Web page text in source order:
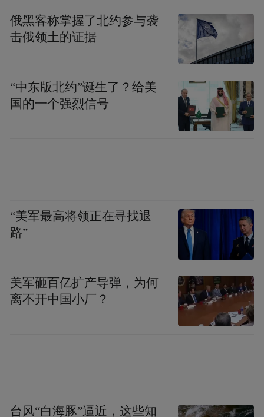
by the user of Dafeng Hao, which is a social media
platform and merely provides information storage
space services.”
俄黑客称掌握了北约参与袭
击俄领土的证据
“中东版北约”诞生了？给美
国的一个强烈信号
“美军最高将领正在寻找退
路”
美军砸百亿扩产导弹，为何
离不开中国小厂？
台风“白海豚”逼近，这些知